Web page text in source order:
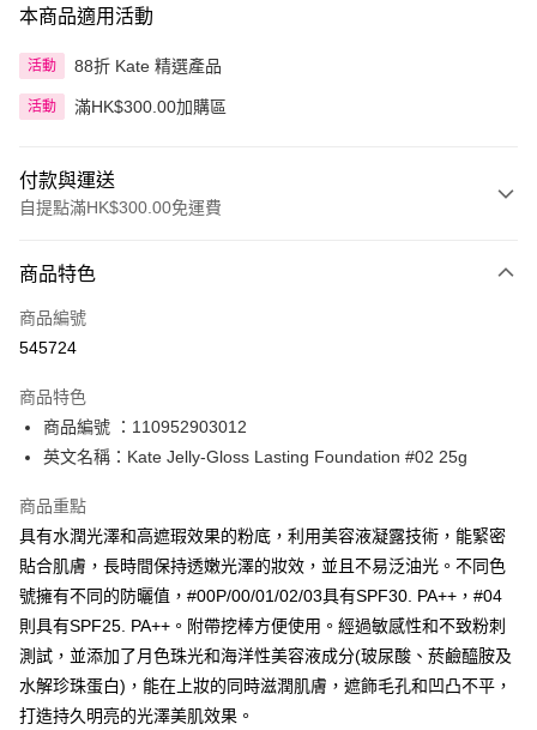
本商品適用活動
活動 88折 Kate 精選產品
活動 滿HK$300.00加購區
付款與運送
自提點滿HK$300.00免運費
信用卡
Apple Pay
PayMe
WeChat Pay
BoC Pay
送貨方式
順豐自助櫃 - 確認發貨後1-3個工作天送達
每筆HK$65.00，滿HK$300.00或以上免運費
順豐站及營業點 - 確認發貨後1-3個工作天送達
每筆HK$65.00，滿HK$300.00或以上免運費
商品特色
商品編號
545724
商品特色
商品編號 ：110952903012
英文名稱：Kate Jelly-Gloss Lasting Foundation #02 25g
商品重點
具有水潤光澤和高遮瑕效果的粉底，利用美容液凝露技術，能緊密
貼合肌膚，長時間保持透嫩光澤的妝效，並且不易泛油光。不同色
號擁有不同的防曬值，#00P/00/01/02/03具有SPF30. PA++，#04
則具有SPF25. PA++。附帶挖棒方便使用。經過敏感性和不致粉刺
測試，並添加了月色珠光和海洋性美容液成分(玻尿酸、菸鹼醯胺及
水解珍珠蛋白)，能在上妝的同時滋潤肌膚，遮飾毛孔和凹凸不平，
打造持久明亮的光澤美肌效果。